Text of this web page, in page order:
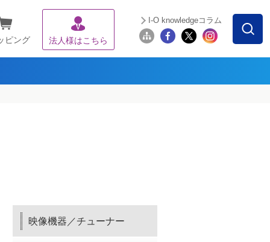
ピング 法人様はこちら
I-O knowledgeコラム
映像機器／チューナー